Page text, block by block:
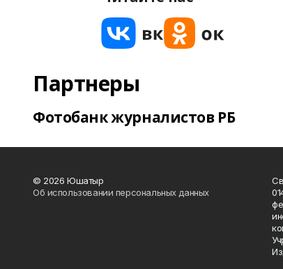
Партнеры
Фотобанк журналистов РБ
© 2026 Юшатыр
Об использовании персональных данных